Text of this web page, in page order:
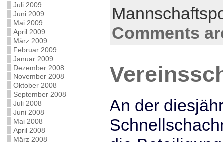
Juli 2009
Juni 2009
Mai 2009
April 2009
März 2009
Februar 2009
Januar 2009
Dezember 2008
November 2008
Oktober 2008
September 2008
Juli 2008
Juni 2008
Mai 2008
April 2008
März 2008
Comments
An der